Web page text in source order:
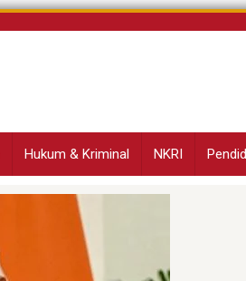
Hukum & Kriminal NKRI